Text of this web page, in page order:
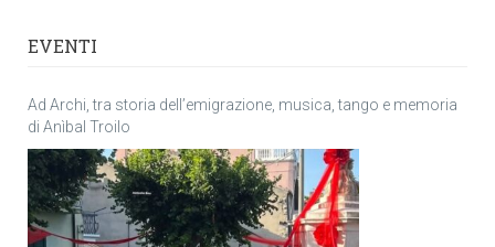
EVENTI
Ad Archi, tra storia dell’emigrazione, musica, tango e memoria
di Anìbal Troilo